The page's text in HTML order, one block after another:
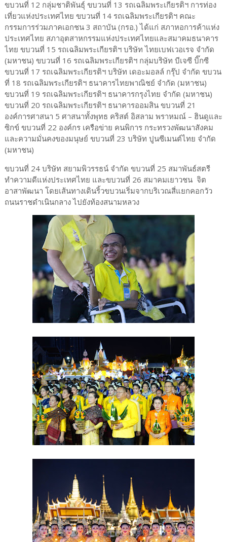
ขบวนที่ 12 กลุ่มชาติพันธุ์ ขบวนที่ 13 รถเฉลิมพระเกียรติฯ การท่อง
เที่ยวแห่งประเทศไทย ขบวนที่ 14 รถเฉลิมพระเกียรติฯ คณะ
กรรมการร่วมภาคเอกชน 3 สถาบัน (กรอ.) ได้แก่ สภาหอการค้าแห่ง
ประเทศไทย สภาอุตสาหกรรมแห่งประเทศไทยและสมาคมธนาคาร
ไทย ขบวนที่ 15 รถเฉลิมพระเกียรติฯ บริษัท ไทยเบฟเวอเรจ จำกัด
(มหาชน) ขบวนที่ 16 รถเฉลิมพระเกียรติฯ กลุ่มบริษัท บีเจซี บิ๊กซี
ขบวนที่ 17 รถเฉลิมพระเกียรติฯ บริษัท เดอะมอลล์ กรุ๊ป จำกัด ขบวน
ที่ 18 รถเฉลิมพระเกียรติฯ ธนาคารไทยพาณิชย์ จำกัด (มหาชน)
ขบวนที่ 19 รถเฉลิมพระเกียรติฯ ธนาคารกรุงไทย จำกัด (มหาชน)
ขบวนที่ 20 รถเฉลิมพระเกียรติฯ ธนาคารออมสิน ขบวนที่ 21
องค์การศาสนา 5 ศาสนาทั้งพุทธ คริสต์ อิสลาม พราหมณ์ – ฮินดูและ
ซิกข์ ขบวนที่ 22 องค์กร เครือข่าย คนพิการ กระทรวงพัฒนาสังคม
และความมั่นคงของมนุษย์ ขบวนที่ 23 บริษัท ปูนซีเมนต์ไทย จำกัด
(มหาชน)
ขบวนที่ 24 บริษัท สยามพิวรรธน์ จำกัด ขบวนที่ 25 สมาพันธ์สตรี
ทำความดีแห่งประเทศไทย และขบวนที่ 26 สมาคมเยาวชน จิต
อาสาพัฒนา โดยเส้นทางเดินริ้วขบวนเริ่มจากบริเวณสี่แยกคอกวัว
ถนนราชดำเนินกลาง ไปยังท้องสนามหลวง